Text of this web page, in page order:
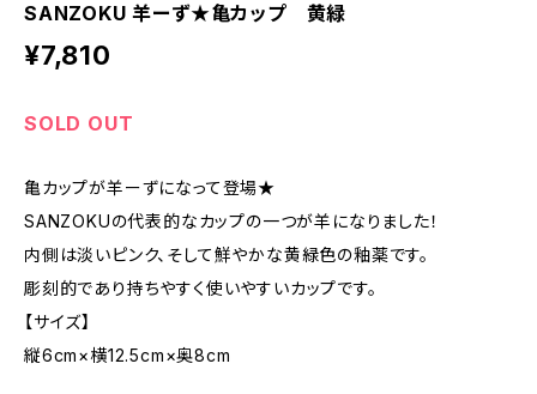
SANZOKU 羊ーず★亀カップ 黄緑
¥7,810
SOLD OUT
亀カップが羊ーずになって登場★
SANZOKUの代表的なカップの一つが羊になりました！
内側は淡いピンク、そして鮮やかな黄緑色の釉薬です。
彫刻的であり持ちやすく使いやすいカップです。
【サイズ】
縦6cm×横12.5cm×奥8cm